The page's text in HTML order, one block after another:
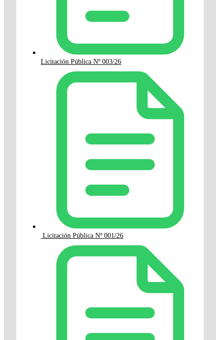
Licitación Pública Nº 003/26
Licitación Pública Nº 001/26